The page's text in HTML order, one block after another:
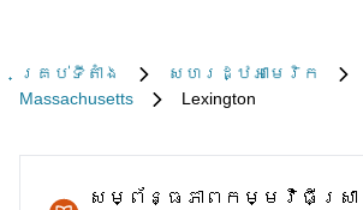
គ្រប់​ទីតាំង
សហរដ្ឋអាមេរិក
Massachusetts
Lexington
សម្ព័ន្ធភាព​កម្មវិធី​ស្រា